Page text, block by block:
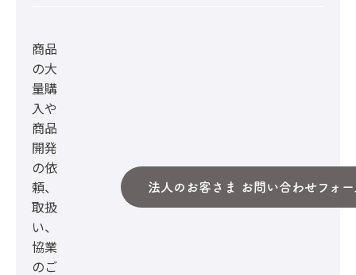
商品
の大
量購
入や
商品
開発
の依
頼、
取扱
い、
協業
のご
法人のお客さま お問い合わせフォー